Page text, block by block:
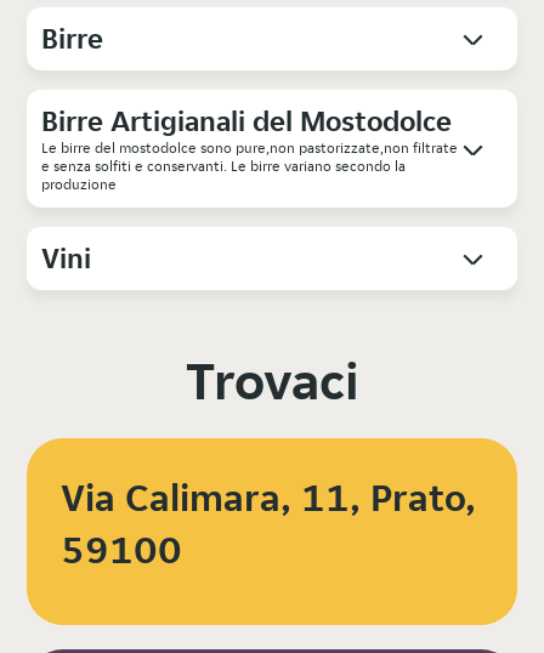
Birre
Birre Artigianali del Mostodolce
Le birre del mostodolce sono pure,non pastorizzate,non filtrate
e senza solfiti e conservanti. Le birre variano secondo la
produzione
Vini
Trovaci
Via Calimara, 11, Prato,
59100